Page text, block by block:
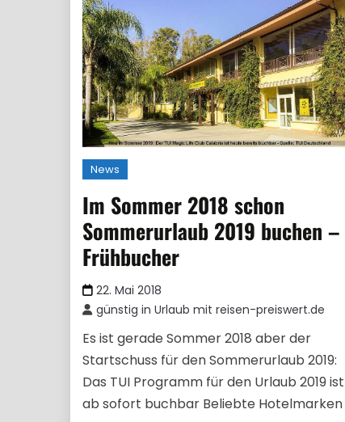
News
Im Sommer 2018 schon
Sommerurlaub 2019 buchen –
Frühbucher
22. Mai 2018
günstig in Urlaub mit reisen-preiswert.de
Es ist gerade Sommer 2018 aber der
Startschuss für den Sommerurlaub 2019:
Das TUI Programm für den Urlaub 2019 ist
ab sofort buchbar Beliebte Hotelmarken